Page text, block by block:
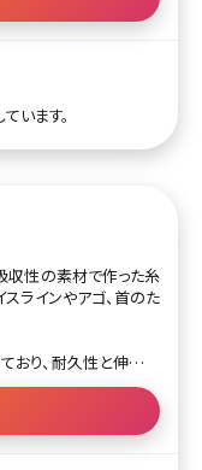
しますが、頭髪に隠れ
きます。その間にコ
ラーゲン組織が新生さ
います。
収性の素材で作った糸
スラインやアゴ、首のた
り、耐久性と伸縮性
筋肉の動きに合わせて
目の不自然さがほとん
フトアップ効果が持続